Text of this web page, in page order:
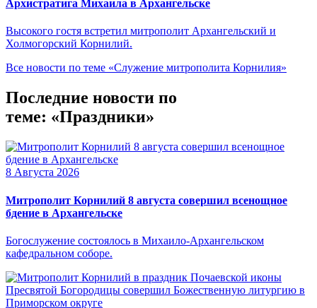
Архистратига Михаила в Архангельске
Высокого гостя встретил митрополит Архангельский и
Холмогорский Корнилий.
Все новости по теме «Служение митрополита Корнилия»
Последние новости по
теме: «Праздники»
8 Августа 2026
Митрополит Корнилий 8 августа совершил всенощное
бдение в Архангельске
Богослужение состоялось в Михаило-Архангельском
кафедральном соборе.